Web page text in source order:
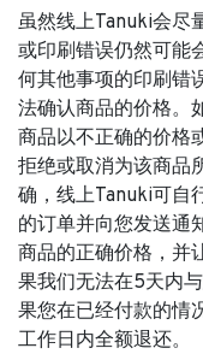
虽然线上Tanuki会尽
或印刷错误仍然可能
何其他事项的印刷错
法确认商品的价格。
商品以不正确的价格
拒绝或取消为该商品
确，线上Tanuki可自
的订单并向您发送通
商品的正确价格，并
果我们无法在5天内
果您在已经付款的情
工作日内全额退还。